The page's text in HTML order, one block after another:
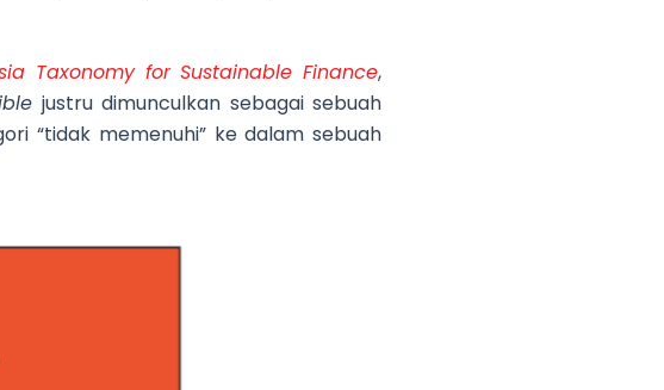
Taxonomy for Sustainable Finance,
justru dimunculkan sebagai sebuah
“tidak memenuhi” ke dalam sebuah